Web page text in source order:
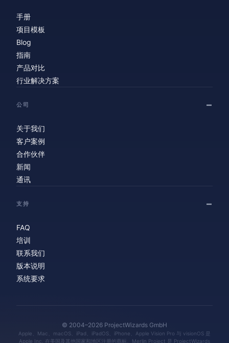
手册
项目模板
Blog
指南
产品对比
行业解决方案
公司
关于我们
客户案例
合作伙伴
新闻
通讯
支持
FAQ
培训
联系我们
版本说明
系统要求
© 2004–2026 ProjectWizards GmbH
Apple、Mac、macOS、iPad、iPadOS、iPhone、Apple Vision Pro 与 visionOS 是
Apple Inc. 在美国及其他国家和地区注册的商标。Merlin Project 是 ProjectWizards